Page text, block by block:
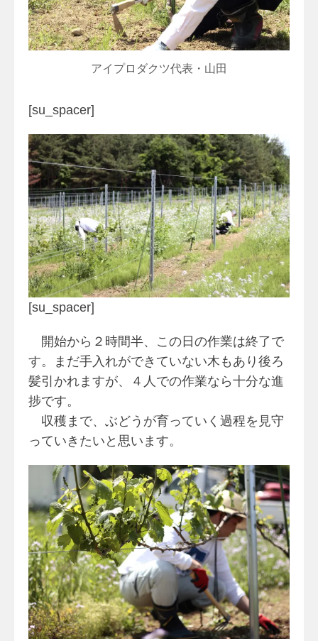
アイプロダクツ代表・山田
[su_spacer]
[su_spacer]
開始から２時間半、この日の作業は終了で
す。まだ手入れができていない木もあり後ろ
髪引かれますが、４人での作業なら十分な進
捗です。
収穫まで、ぶどうが育っていく過程を見守
っていきたいと思います。